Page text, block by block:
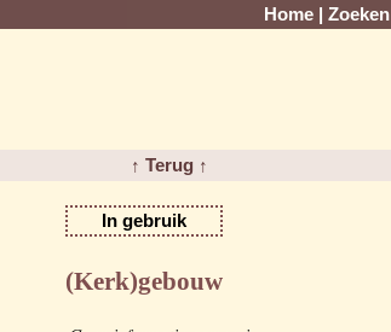
Home Zoeken
↑ Terug ↑
In gebruik
(Kerk)gebouw